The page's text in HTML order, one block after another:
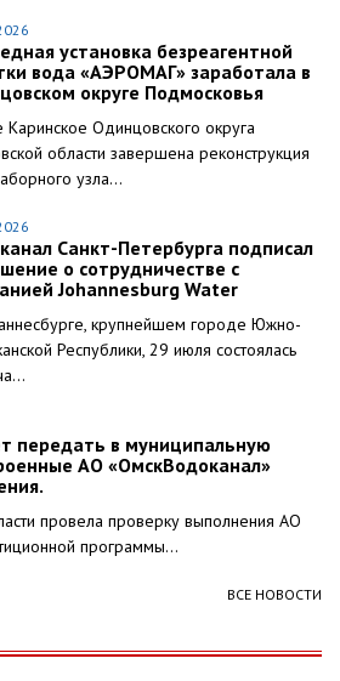
установка безреагентной
вода «АЭРОМАГ» заработала в
округе Подмосковья
Каринское Одинцовского округа
области завершена реконструкция
узла...
Санкт-Петербурга подписал
о сотрудничестве с
Johannesburg Water
крупнейшем городе Южно-
Республики, 29 июля состоялась
передать в муниципальную
АО «ОмскВодоканал»
провела проверку выполнения АО
программы...
ВСЕ НОВОСТИ